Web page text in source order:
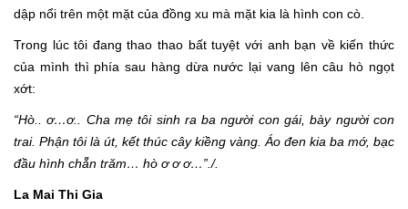
dập nổi trên một mặt của đồng xu mà mặt kia là hình con cò.
Trong lúc tôi đang thao thao bất tuyệt với anh bạn về kiến thức
của mình thì phía sau hàng dừa nước lại vang lên câu hò ngọt
xớt:
“Hò.. ơ…ơ.. Cha mẹ tôi sinh ra ba người con gái, bày người con
trai. Phận tôi là út, kết thúc cây kiềng vàng. Áo đen kia ba mớ, bạc
đầu hình chẵn trăm… hò ơ ơ ơ…”./.
La Mai Thi Gia